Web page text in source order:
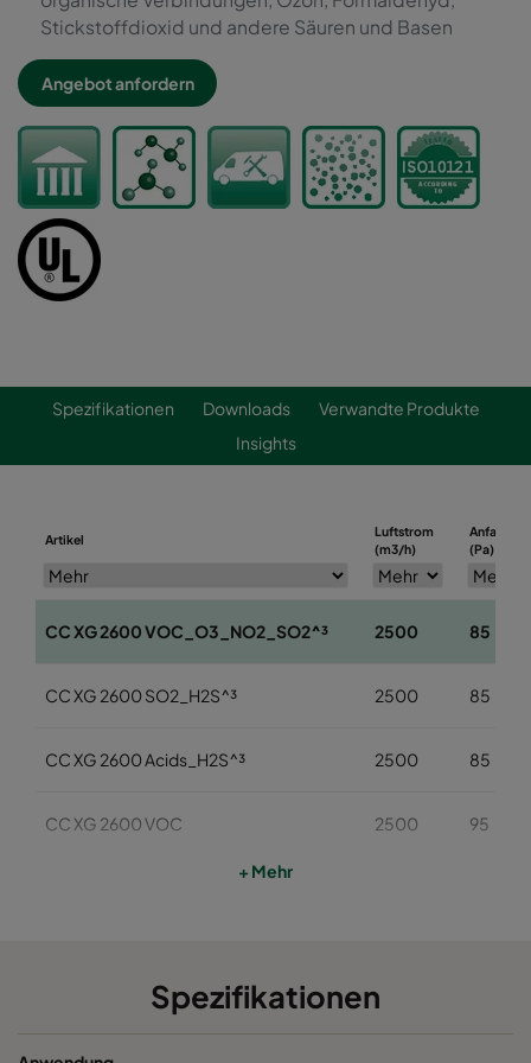
Stickstoffdioxid und andere Säuren und Basen
Angebot anfordern
Spezifikationen Downloads
Verwandte Produkte
Insights
Artikel
Luftstrom
(m3/h)
(Pa)
CC XG 2600 VOC_O3_NO2_SO2^³ 2500 85
CC XG 2600 SO2_H2S^³ 2500 85
CC XG 2600 Acids_H2S^³ 2500 85
CC XG 2600 VOC 2500 95
CC XG 2600 VOC_O3_Acid_H2S^³ 2500
+ Mehr
Spezifikationen